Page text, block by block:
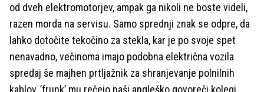
od dveh elektromotorjev, ampak ga nikoli ne boste videli,
razen morda na servisu. Samo sprednji znak se odpre, da
lahko dotočite tekočino za stekla, kar je po svoje spet
nenavadno, večinoma imajo podobna električna vozila
spredaj še majhen prtljažnik za shranjevanje polnilnih
kablov, ’frunk’ mu rečejo naši angleško govoreči kolegi.